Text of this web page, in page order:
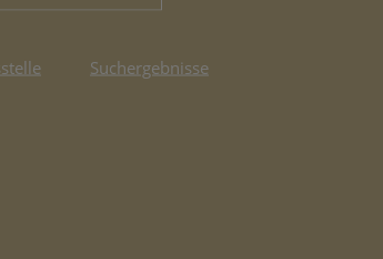
Suchergebnisse